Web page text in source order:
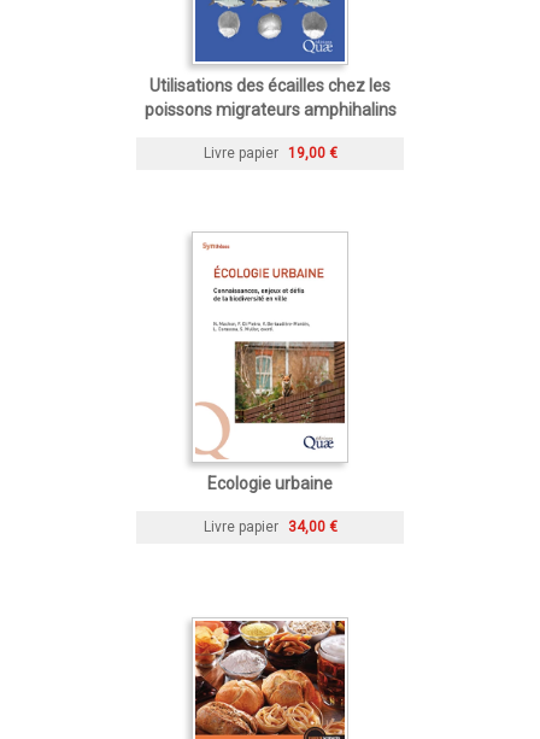
Utilisations des écailles chez les
poissons migrateurs amphihalins
Livre papier 19,00 €
Ecologie urbaine
Livre papier 34,00 €